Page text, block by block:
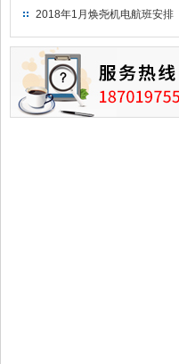
（2018）
2018年1月焕尧机电航班安排